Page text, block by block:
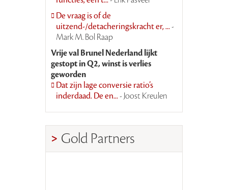
De vraag is of de
uitzend-/detacheringskracht er, ...-
Mark M. Bol Raap
Vrije val Brunel Nederland lijkt
gestopt in Q2, winst is verlies
geworden
Dat zijn lage conversie ratio’s
inderdaad. De en...- Joost Kreulen
Gold Partners